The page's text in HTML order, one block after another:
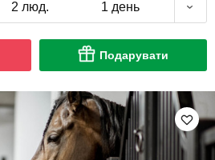
2 люд. 1 день
Подарувати